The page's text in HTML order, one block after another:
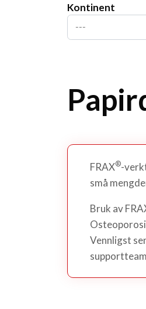
Kontinent
---
FRAX®-
små
Bruk av
Vennligst